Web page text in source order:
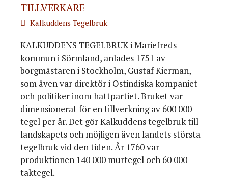
TILLVERKARE
Kalkuddens Tegelbruk
KALKUDDENS TEGELBRUK i Mariefreds
kommun i Sörmland, anlades 1751 av
borgmästaren i Stockholm, Gustaf Kierman,
som även var direktör i Ostindiska kompaniet
och politiker inom hattpartiet. Bruket var
dimensionerat för en tillverkning av 600 000
tegel per år. Det gör Kalkuddens tegelbruk till
landskapets och möjligen även landets största
tegelbruk vid den tiden. År 1760 var
produktionen 140 000 murtegel och 60 000
taktegel.